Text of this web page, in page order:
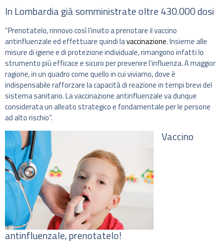
In Lombardia già somministrate oltre 430.000 dosi
“Prenotatelo, rinnovo così l’invito a prenotare il vaccino
antinfluenzale ed effettuare quindi lavaccinazione. Insieme alle
misure di igiene e di protezione individuale, rimangono infatti lo
strumento più efficace e sicuro per prevenire l’influenza. A maggior
ragione, in un quadro come quello in cui viviamo, dove è
indispensabile rafforzare la capacità di reazione in tempi brevi del
sistema sanitario. La vaccinazione antinfluenzale va dunque
considerata un alleato strategico e fondamentale per le persone
ad alto rischio”.
Vaccino
antinfluenzale, prenotatelo!